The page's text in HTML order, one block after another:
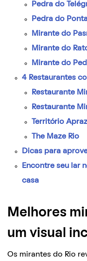
Pedra do
Pedra do
Mirante do
Mirante do
Mirante do
4 Restaurantes
Restaurante
Restaurante
Território
The Maze Rio
Dicas para
Encontre seu lar
casa
Melhores
um visual
Os mirantes do Rio